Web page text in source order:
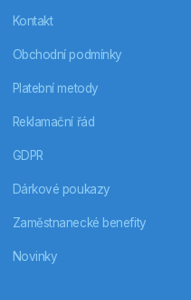
Kontakt
Obchodní podmínky
Platební metody
Reklamační řád
GDPR
Dárkové poukazy
Zaměstnanecké benefity
Novinky